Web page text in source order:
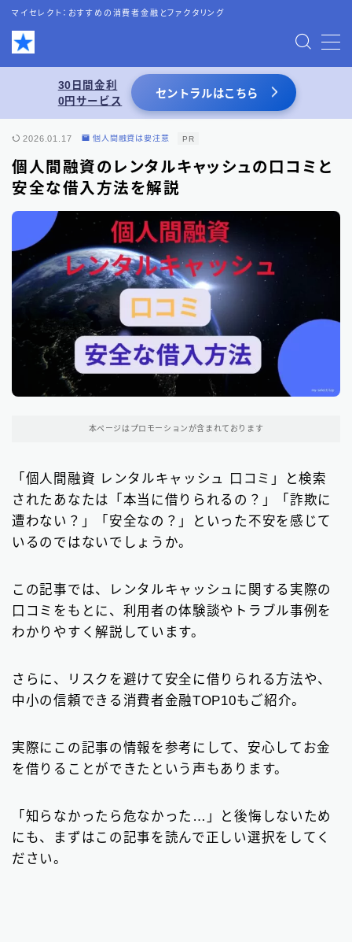
マイセレクト：おすすめの消費者金融とファクタリング
MENU
お問い合わせ
特定商取引法表記
運営者情報
あわせて読みたい
スーパーブラックでも借りれる5chの情報を
活用した借入術まとめ
東京都の消費者金融
大阪府の消費者金融 7
関東地方の消費者金融 12
中部地方の消費者金融 9
中国地方・四国地方の消費者金融 23
九州地方の消費者金融
中小消費者金融で借りる 12
ファクタリング 75
後払い決済サービス 7
おまとめローン
30日間金利
0円サービス
セントラルはこちら
2026.01.17 個人間融資は要注意 PR
個人間融資のレンタルキャッシュの口コミと
安全な借入方法を解説
本ページはプロモーションが含まれております
「個人間融資 レンタルキャッシュ 口コミ」と検索
されたあなたは「本当に借りられるの？」「詐欺に
遭わない？」「安全なの？」といった不安を感じて
いるのではないでしょうか。
この記事では、レンタルキャッシュに関する実際の
口コミをもとに、利用者の体験談やトラブル事例を
わかりやすく解説しています。
さらに、リスクを避けて安全に借りられる方法や、
中小の信頼できる消費者金融TOP10もご紹介。
実際にこの記事の情報を参考にして、安心してお金
を借りることができたという声もあります。
「知らなかったら危なかった…」と後悔しないため
にも、まずはこの記事を読んで正しい選択をしてく
ださい。